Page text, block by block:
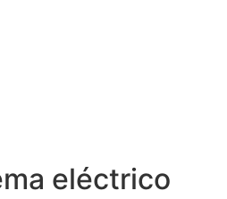
eléctrico